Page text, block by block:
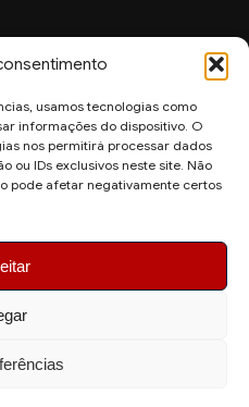
usamos tecnologias como
informações do dispositivo. O
nos permitirá processar dados
ou IDs exclusivos neste site. Não
pode afetar negativamente certos
reservados.